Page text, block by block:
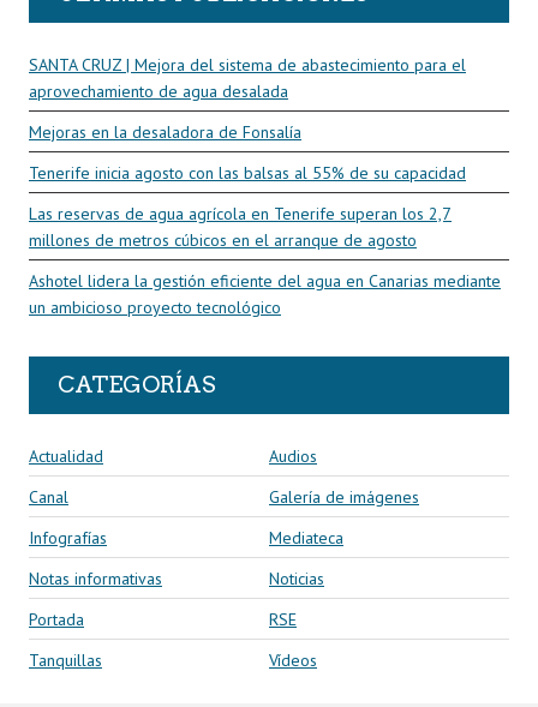
SANTA CRUZ | Mejora del sistema de abastecimiento para el
aprovechamiento de agua desalada
Mejoras en la desaladora de Fonsalía
Tenerife inicia agosto con las balsas al 55% de su capacidad
Las reservas de agua agrícola en Tenerife superan los 2,7
millones de metros cúbicos en el arranque de agosto
Ashotel lidera la gestión eficiente del agua en Canarias mediante
un ambicioso proyecto tecnológico
CATEGORÍAS
Actualidad
Audios
Canal
Galería de imágenes
Infografías
Mediateca
Notas informativas
Noticias
Portada
RSE
Tanquillas
Vídeos